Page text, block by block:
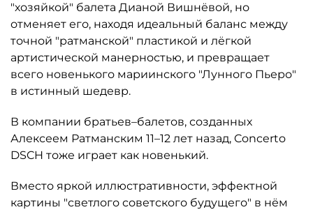
"хозяйкой" балета Дианой Вишнёвой, но
отменяет его, находя идеальный баланс между
точной "ратманской" пластикой и лёгкой
артистической манерностью, и превращает
всего новенького мариинского "Лунного Пьеро"
в истинный шедевр.
В компании братьев–балетов, созданных
Алексеем Ратманским 11–12 лет назад, Concerto
DSCH тоже играет как новенький.
Вместо яркой иллюстративности, эффектной
картины "светлого советского будущего" в нём